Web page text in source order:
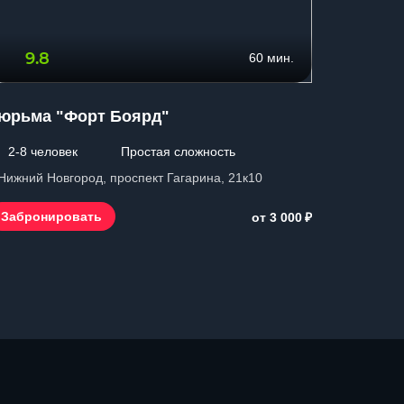
9.8 60 мин.
"Форт Боярд"
2-8 человек
Простая сложность
Новгород, проспект Гагарина, 21к10
Забронировать от 3 000₽